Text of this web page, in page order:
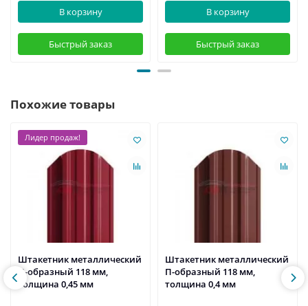
В корзину
Быстрый заказ
В корзину
Быстрый заказ
Похожие товары
Лидер продаж!
Штакетник металлический
П-образный 118 мм,
толщина 0,45 мм
Штакетник металлический
П-образный 118 мм,
толщина 0,4 мм